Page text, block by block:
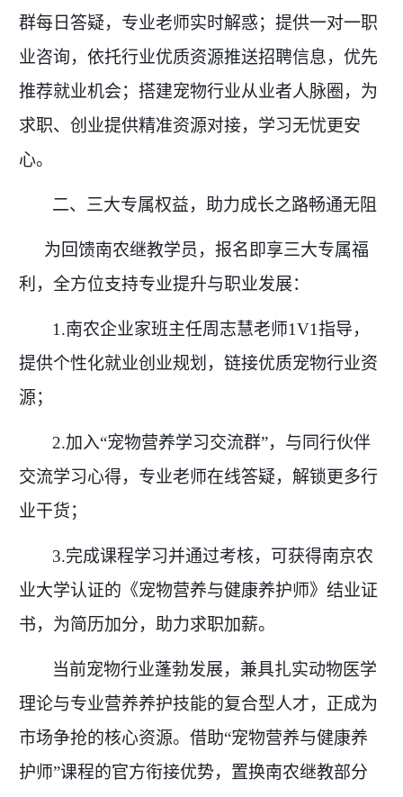
群每日答疑，专业老师实时解惑；提供一对一职
业咨询，依托行业优质资源推送招聘信息，优先
推荐就业机会；搭建宠物行业从业者人脉圈，为
求职、创业提供精准资源对接，学习无忧更安
心。
二、三大专属权益，助力成长之路畅通无阻
为回馈南农继教学员，报名即享三大专属福
利，全方位支持专业提升与职业发展：
1.南农企业家班主任周志慧老师1V1指导，
提供个性化就业创业规划，链接优质宠物行业资
源；
2.加入“宠物营养学习交流群”，与同行伙伴
交流学习心得，专业老师在线答疑，解锁更多行
业干货；
3.完成课程学习并通过考核，可获得南京农
业大学认证的《宠物营养与健康养护师》结业证
书，为简历加分，助力求职加薪。
当前宠物行业蓬勃发展，兼具扎实动物医学
理论与专业营养养护技能的复合型人才，正成为
市场争抢的核心资源。借助“宠物营养与健康养
护师”课程的官方衔接优势，置换南农继教部分